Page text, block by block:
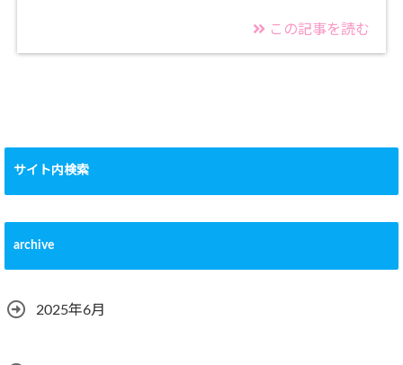
この記事を読む
サイト内検索
archive
2025年6月